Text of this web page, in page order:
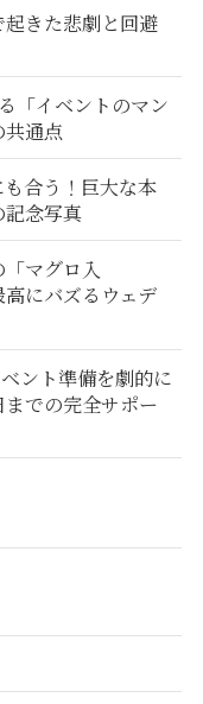
きた悲劇と回避
「イベントのマン
通点
も合う！巨大な本
念写真
「マグロ入
にバズるウェデ
ント準備を劇的に
での完全サポー